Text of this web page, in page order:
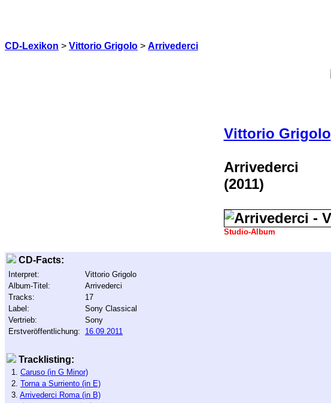
CD-Lexikon > Vittorio Grigolo > Arrivederci
Vittorio Grigolo
Arrivederci
(2011)
Studio-Album
CD-Facts:
Interpret:
Vittorio Grigolo
Album-Titel:
Arrivederci
Tracks:
17
Label:
Sony Classical
Vertrieb:
Sony
Erstveröffentlichung:
16.09.2011
Tracklisting:
1. Caruso (in G Minor)
2. Torna a Surriento (in E)
3. Arrivederci Roma (in B)